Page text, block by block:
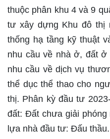
thuộc phân khu 4 và 9
tư xây dựng Khu đô thị
thống hạ tầng kỹ thuật
nhu cầu về nhà ở, đất
nhu cầu về dịch vụ
thể dục thể thao cho
thị. Phân kỳ đầu tư
đất: Đất chưa giải
lựa nhà đầu tư: Đấu thầu.